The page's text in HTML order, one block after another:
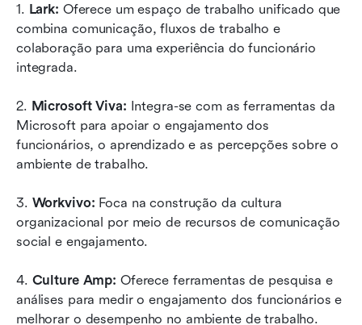
1. Lark: Oferece um espaço de trabalho unificado que
combina comunicação, fluxos de trabalho e
colaboração para uma experiência do funcionário
integrada.
2. Microsoft Viva: Integra-se com as ferramentas da
Microsoft para apoiar o engajamento dos
funcionários, o aprendizado e as percepções sobre o
ambiente de trabalho.
3. Workvivo: Foca na construção da cultura
organizacional por meio de recursos de comunicação
social e engajamento.
4. Culture Amp: Oferece ferramentas de pesquisa e
análises para medir o engajamento dos funcionários e
melhorar o desempenho no ambiente de trabalho.